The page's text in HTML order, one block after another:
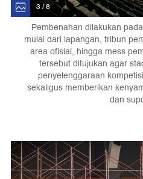
3 / 8
Pembenahan dilakukan
mulai dari lapangan, tribun
area ofisial, hingga mess
tersebut ditujukan agar
penyelenggaraan
sekaligus memberikan
dan